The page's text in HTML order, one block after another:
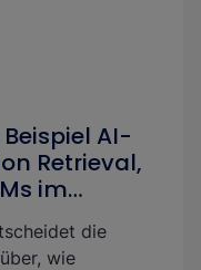
AI-
Retrieval,
im
die
wie